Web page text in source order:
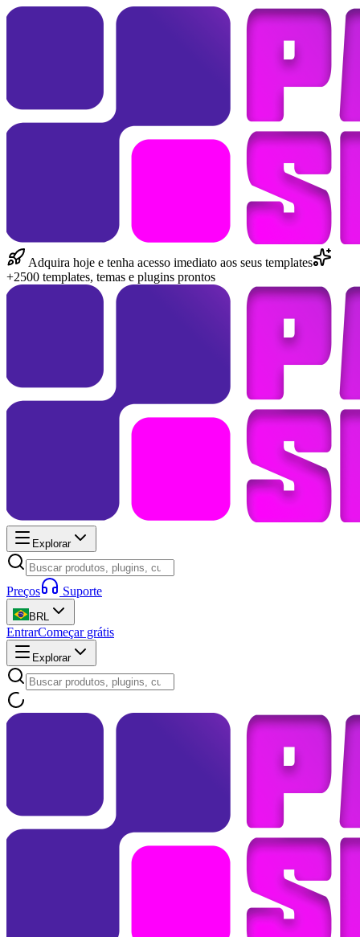
Adquira hoje e tenha acesso imediato aos seus templates
+2500 templates, temas e plugins prontos
Explorar
Preços Suporte
BRL
EntrarComeçar grátis
Explorar